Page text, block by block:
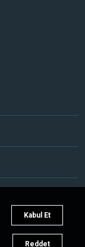
Kabul Et
Reddet